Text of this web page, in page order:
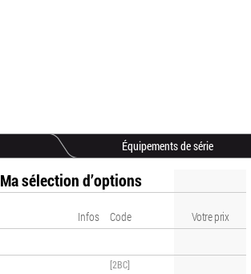
Équipements de série
Ma sélection d’options
Infos Code Votre prix
[2BC]